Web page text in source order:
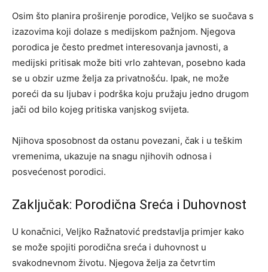
Osim što planira proširenje porodice, Veljko se suočava s
izazovima koji dolaze s medijskom pažnjom. Njegova
porodica je često predmet interesovanja javnosti, a
medijski pritisak može biti vrlo zahtevan, posebno kada
se u obzir uzme želja za privatnošću. Ipak, ne može
poreći da su ljubav i podrška koju pružaju jedno drugom
jači od bilo kojeg pritiska vanjskog svijeta.
Njihova sposobnost da ostanu povezani, čak i u teškim
vremenima, ukazuje na snagu njihovih odnosa i
posvećenost porodici.
Zaključak: Porodična Sreća i Duhovnost
U konačnici, Veljko Ražnatović predstavlja primjer kako
se može spojiti porodična sreća i duhovnost u
svakodnevnom životu. Njegova želja za četvrtim